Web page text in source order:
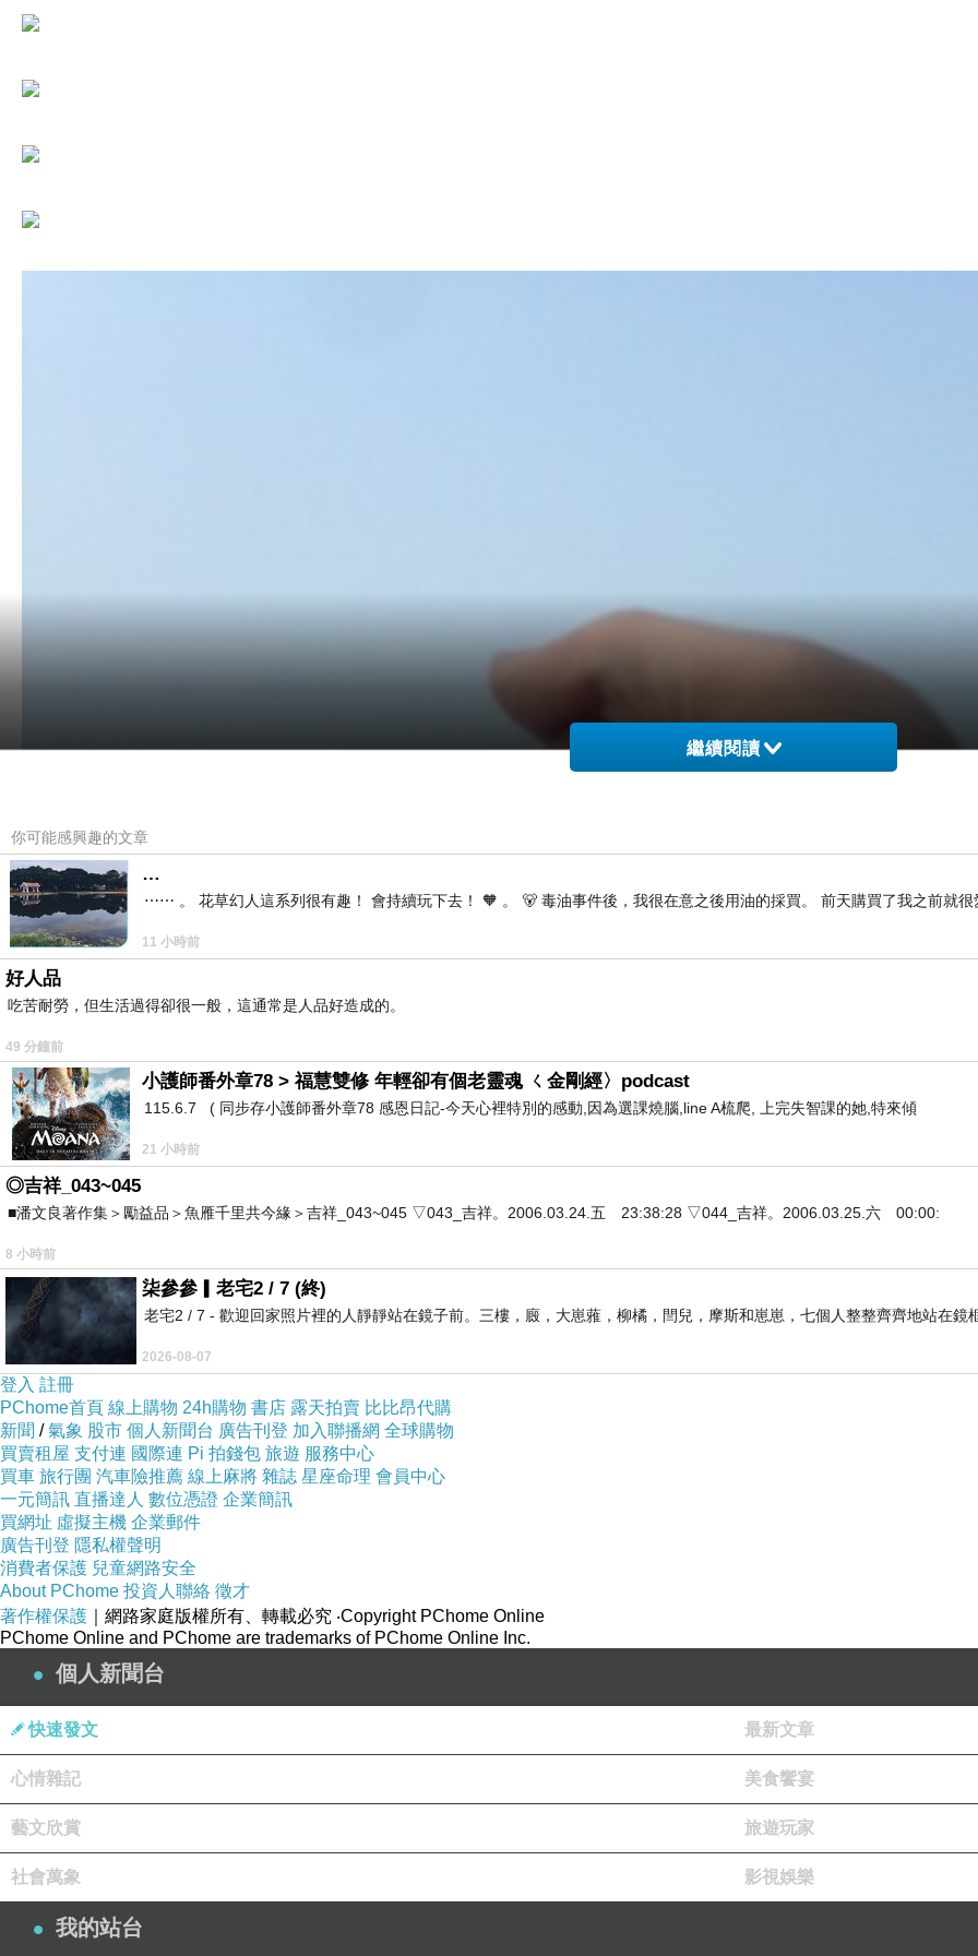
繼續閱讀
你可能感興趣的文章
…
⋯⋯ 。 花草幻人這系列很有趣！ 會持續玩下去！ 🧡 。 🐻 毒油事件後，我很在意之後用油的採買。 前天購買了我之前就很
11 小時前
好人品
吃苦耐勞，但生活過得卻很一般，這通常是人品好造成的。
49 分鐘前
小護師番外章78 > 福慧雙修 年輕卻有個老靈魂 ㄑ金剛經〉podcast
115.6.7 ( 同步存小護師番外章78 感恩日記-今天心裡特別的感動,因為選課燒腦,line A梳爬, 上完失智課的她,特來傾
21 小時前
◎吉祥_043~045
■潘文良著作集＞勵益品＞魚雁千里共今緣＞吉祥_043~045 ▽043_吉祥。2006.03.24.五 23:38:28 ▽044_吉祥。2006.03.25.六 00:00:
8 小時前
柒參參▎老宅2 / 7 (終)
老宅2 / 7 - 歡迎回家照片裡的人靜靜站在鏡子前。三樓，廄，大崽蕥，柳橘，閆兒，摩斯和崽崽，七個人整整齊齊地站在鏡
2026-08-07
登入 註冊
PChome首頁 線上購物 24h購物 書店 露天拍賣 比比昂代購
新聞 /氣象 股市 個人新聞台 廣告刊登 加入聯播網 全球購物
買賣租屋 支付連 國際連 Pi 拍錢包 旅遊 服務中心
買車 旅行團 汽車險推薦 線上麻將 雜誌 星座命理 會員中心
一元簡訊 直播達人 數位憑證 企業簡訊
買網址 虛擬主機 企業郵件
廣告刊登 隱私權聲明
消費者保護 兒童網路安全
About PChome 投資人聯絡 徵才
著作權保護 ｜網路家庭版權所有、轉載必究 ‧Copyright PChome Online
PChome Online and PChome are trademarks of PChome Online Inc.
個人新聞台
快速發文 最新文章
心情雜記 美食饗宴
藝文欣賞 旅遊玩家
社會萬象 影視娛樂
我的站台